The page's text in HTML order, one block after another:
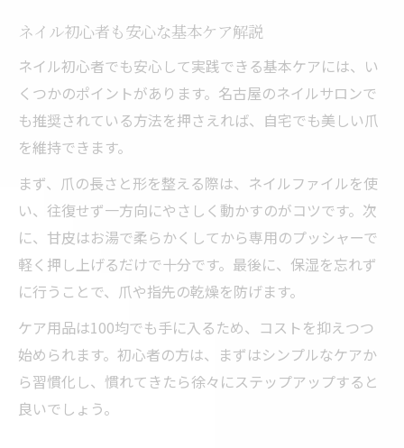
ネイル初心者も安心な基本ケア解説
ネイル初心者でも安心して実践できる基本ケアには、い
くつかのポイントがあります。名古屋のネイルサロンで
も推奨されている方法を押さえれば、自宅でも美しい爪
を維持できます。
まず、爪の長さと形を整える際は、ネイルファイルを使
い、往復せず一方向にやさしく動かすのがコツです。次
に、甘皮はお湯で柔らかくしてから専用のプッシャーで
軽く押し上げるだけで十分です。最後に、保湿を忘れず
に行うことで、爪や指先の乾燥を防げます。
ケア用品は100均でも手に入るため、コストを抑えつつ
始められます。初心者の方は、まずはシンプルなケアか
ら習慣化し、慣れてきたら徐々にステップアップすると
良いでしょう。